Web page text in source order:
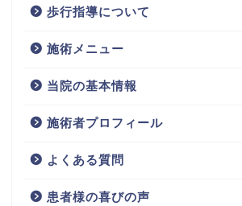
歩行指導について
施術メニュー
当院の基本情報
施術者プロフィール
よくある質問
患者様の喜びの声